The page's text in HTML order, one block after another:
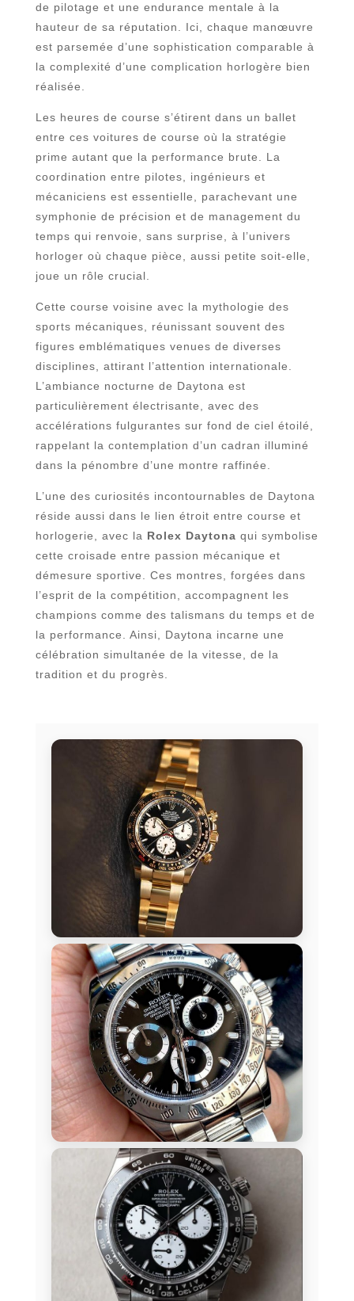
de pilotage et une endurance mentale à la
hauteur de sa réputation. Ici, chaque manœuvre
est parsemée d’une sophistication comparable à
la complexité d’une complication horlogère bien
réalisée.
Les heures de course s’étirent dans un ballet
entre ces voitures de course où la stratégie
prime autant que la performance brute. La
coordination entre pilotes, ingénieurs et
mécaniciens est essentielle, parachevant une
symphonie de précision et de management du
temps qui renvoie, sans surprise, à l’univers
horloger où chaque pièce, aussi petite soit-elle,
joue un rôle crucial.
Cette course voisine avec la mythologie des
sports mécaniques, réunissant souvent des
figures emblématiques venues de diverses
disciplines, attirant l’attention internationale.
L’ambiance nocturne de Daytona est
particulièrement électrisante, avec des
accélérations fulgurantes sur fond de ciel étoilé,
rappelant la contemplation d’un cadran illuminé
dans la pénombre d’une montre raffinée.
L’une des curiosités incontournables de Daytona
réside aussi dans le lien étroit entre course et
horlogerie, avec la Rolex Daytona qui symbolise
cette croisade entre passion mécanique et
démesure sportive. Ces montres, forgées dans
l’esprit de la compétition, accompagnent les
champions comme des talismans du temps et de
la performance. Ainsi, Daytona incarne une
célébration simultanée de la vitesse, de la
tradition et du progrès.